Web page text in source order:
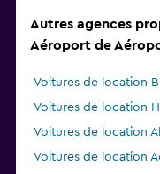
Autres agences
Aéroport de
Voitures de location
Voitures de location
Voitures de location
Voitures de location